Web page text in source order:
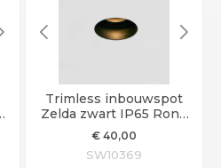
Trimless inbouwspot
Zelda zwart IP65 Rond
GU10
€40,00
SW10369